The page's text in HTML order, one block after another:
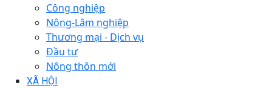
Công nghiệp
Nông-Lâm nghiệp
Thương mại - Dịch vụ
Đầu tư
Nông thôn mới
XÃ HỘI